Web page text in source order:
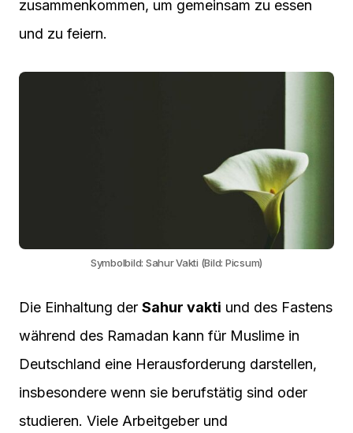
zusammenkommen, um gemeinsam zu essen
und zu feiern.
Symbolbild: Sahur Vakti (Bild: Picsum)
Die Einhaltung der Sahur vakti und des Fastens
während des Ramadan kann für Muslime in
Deutschland eine Herausforderung darstellen,
insbesondere wenn sie berufstätig sind oder
studieren. Viele Arbeitgeber und